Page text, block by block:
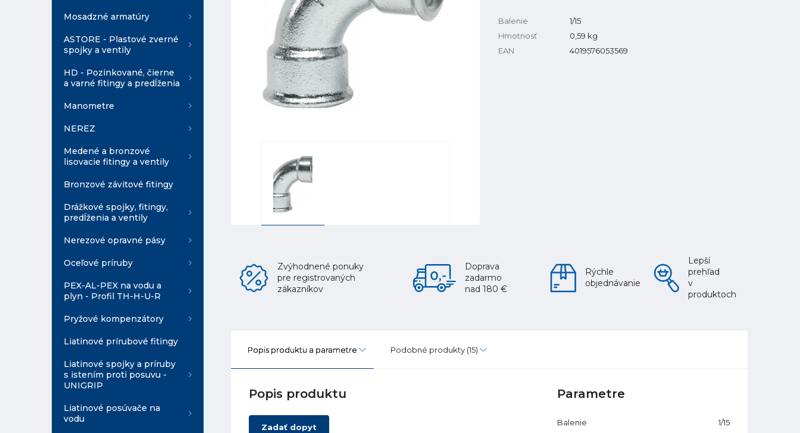
Mosadzné armatúry
ASTORE - Plastové zverné
spojky a ventily
HD - Pozinkované, čierne
a varné fitingy a predĺženia
Manometre
NEREZ
Medené a bronzové
lisovacie fitingy a ventily
Bronzové závitové fitingy
Drážkové spojky, fitingy,
predĺženia a ventily
Nerezové opravné pásy
Oceľové príruby
PEX-AL-PEX na vodu a
plyn - Profil TH-H-U-R
Pryžové kompenzátory
Liatinové prírubové fitingy
Liatinové spojky a príruby
s istením proti posuvu -
UNIGRIP
Liatinové posúvače na
vodu
Balenie
1/15
Hmotnosť
0,59 kg
EAN
4019576053569
Zvýhodnené ponuky
pre registrovaných
zákazníkov
Doprava
zadarmo
nad 180 €
Rýchle
objednávanie
Lepší
prehľad
v
produktoch
Popis produktu a parametre Podobné produkty (15)
Popis produktu
Zadať dopyt
Parametre
Balenie 1/15